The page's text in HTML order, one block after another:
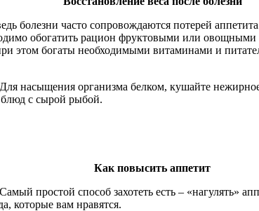
болезни часто сопровождаются потерей
обогатить рацион фруктовыми или
этом богаты необходимыми витаминами и
насыщения организма белком, кушайте
блюд с сырой рыбой.
Как повысить аппетит
простой способ захотеть есть – «нагулять»
которые вам нравятся.